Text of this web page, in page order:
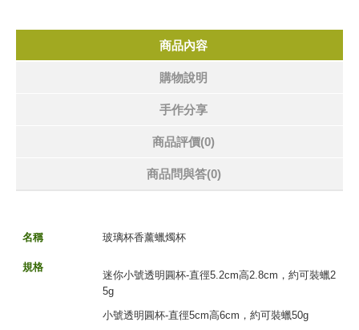
商品內容
購物說明
手作分享
商品評價(0)
商品問與答(0)
名稱 玻璃杯香薰蠟燭杯
規格
迷你小號透明圓杯-直徑5.2cm高2.8cm，約可裝蠟2
5g
小號透明圓杯-直徑5cm高6cm，約可裝蠟50g